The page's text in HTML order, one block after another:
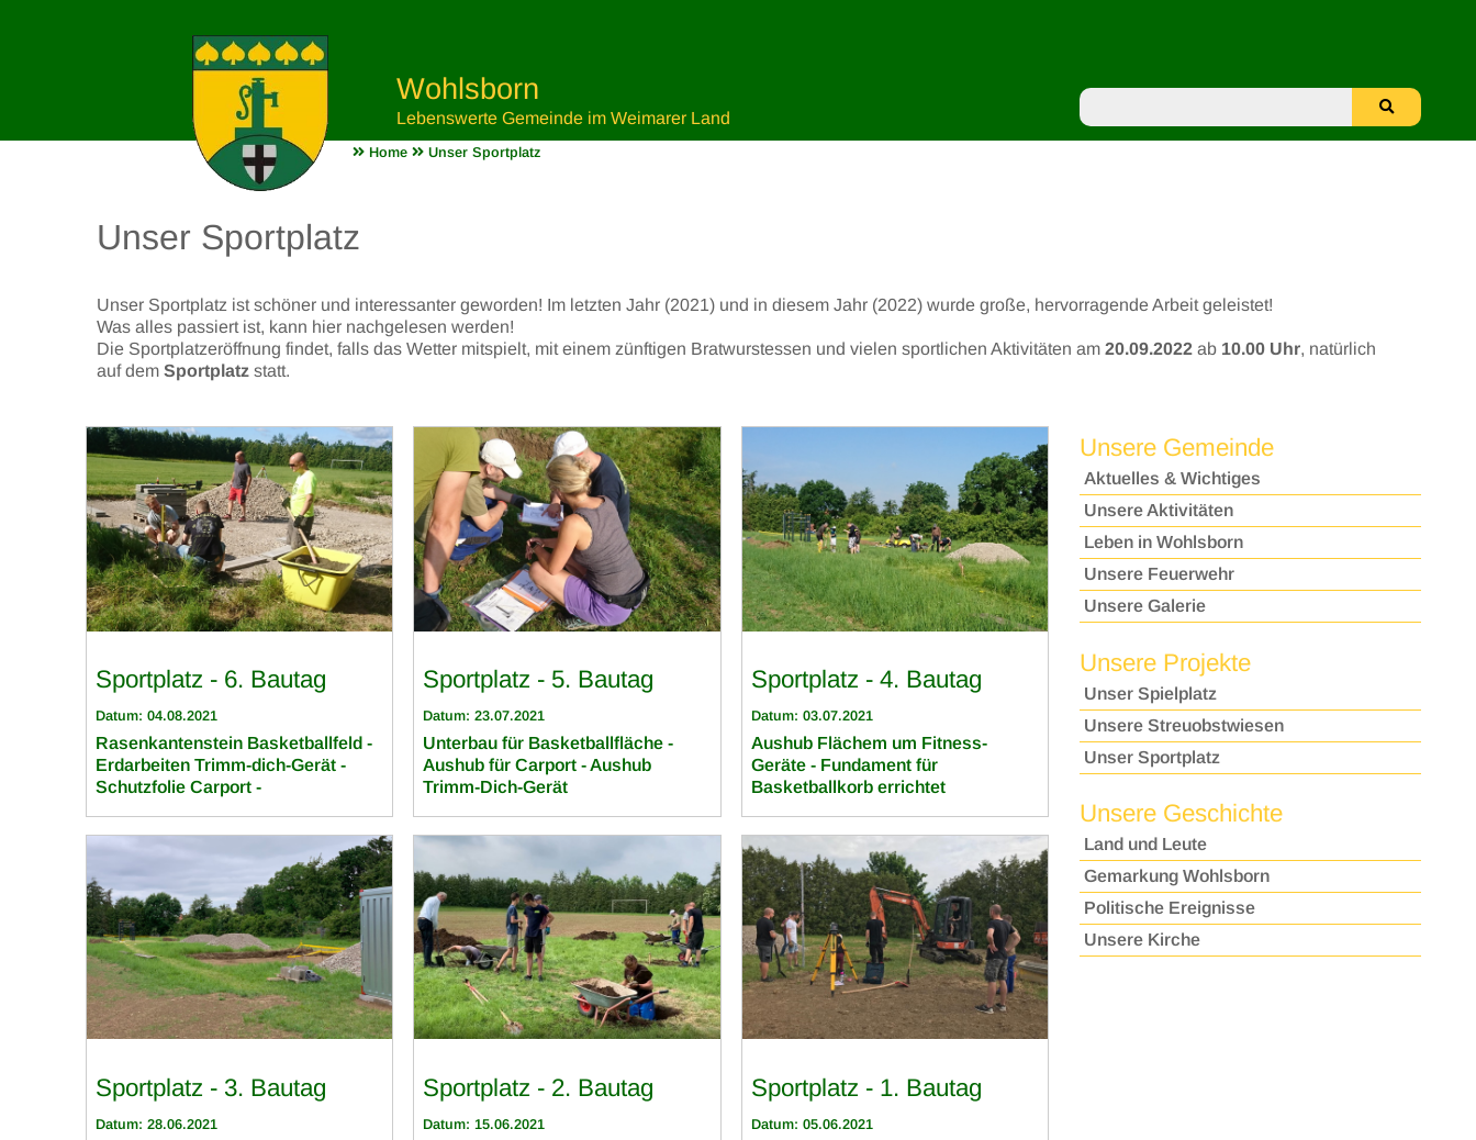
Wohlsborn
Lebenswerte Gemeinde im Weimarer Land
Home Unser Sportplatz
Unser Sportplatz
Unser Sportplatz ist schöner und interessanter geworden! Im letzten Jahr (2021) und in diesem Jahr (2022) wurde große, hervorragende Arbeit geleistet!
Was alles passiert ist, kann hier nachgelesen werden!
Die Sportplatzeröffnung findet, falls das Wetter mitspielt, mit einem zünftigen Bratwurstessen und vielen sportlichen Aktivitäten am 20.09.2022ab 10.00 Uhr, natürlich
auf dem Sportplatzstatt.
Sportplatz - 6. Bautag
Datum: 04.08.2021
Rasenkantenstein Basketballfeld -
Erdarbeiten Trimm-dich-Gerät -
Schutzfolie Carport -
Sportplatz - 5. Bautag
Datum: 23.07.2021
Unterbau für Basketballfläche -
Aushub für Carport - Aushub
Trimm-Dich-Gerät
Sportplatz - 4. Bautag
Datum: 03.07.2021
Aushub Flächem um Fitness-
Geräte - Fundament für
Basketballkorb errichtet
Sportplatz - 3. Bautag
Datum: 28.06.2021
Sportplatz - 2. Bautag
Datum: 15.06.2021
Sportplatz - 1. Bautag
Datum: 05.06.2021
Unsere Gemeinde
Aktuelles & Wichtiges
Unsere Aktivitäten
Leben in Wohlsborn
Unsere Feuerwehr
Unsere Galerie
Unsere Projekte
Unser Spielplatz
Unsere Streuobstwiesen
Unser Sportplatz
Unsere Geschichte
Land und Leute
Gemarkung Wohlsborn
Politische Ereignisse
Unsere Kirche